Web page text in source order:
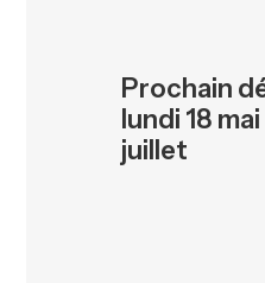
Prochain
lundi 18
juillet